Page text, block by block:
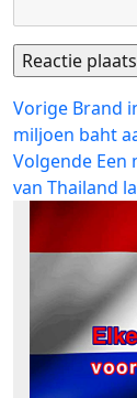
Bericht
navigatie
Vorige Vorig
bericht:
Brand
miljoen baht
Volgende Een
van Thailand